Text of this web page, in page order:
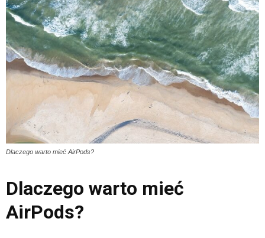
Dlaczego warto mieć AirPods?
Dlaczego warto mieć
AirPods?